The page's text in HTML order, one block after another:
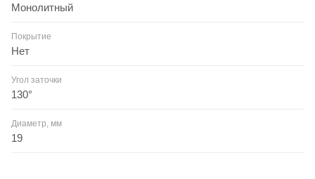
Монолитный
Покрытие
Нет
Угол заточки
130°
Диаметр, мм
19